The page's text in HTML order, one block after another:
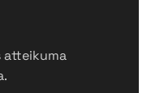
atteikuma